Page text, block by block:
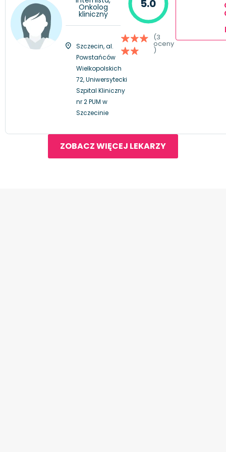
Onkolog
kliniczny
Szczecin, al.
Powstańców
Wielkopolskich
72, Uniwersytecki
Szpital Kliniczny
nr 2 PUM w
Szczecinie
5.0
(3
oceny
)
ZOBACZ WIĘCEJ LEKARZY